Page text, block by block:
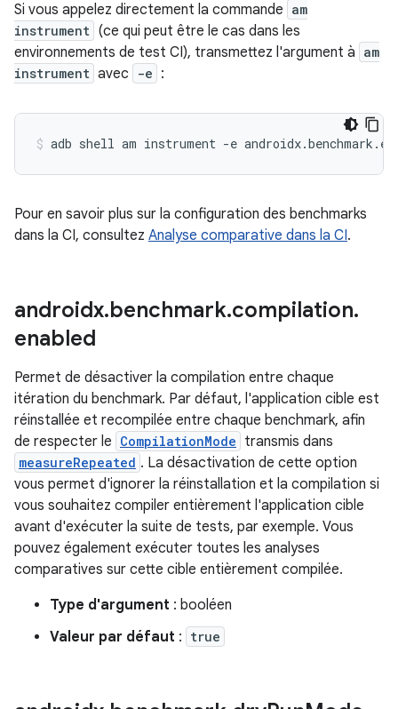
Si vous appelez directement la commande am
instrument (ce qui peut être le cas dans les
environnements de test CI), transmettez l'argument à am
instrument avec -e :
adb shell am instrument -e
Pour en savoir plus sur la configuration des benchmarks
dans la CI, consultez Analyse comparative dans la CI.
androidx.benchmark.compilation.
enabled
Permet de désactiver la compilation entre chaque
itération du benchmark. Par défaut, l'application cible est
réinstallée et recompilée entre chaque benchmark, afin
de respecter le CompilationMode transmis dans
measureRepeated . La désactivation de cette option
vous permet d'ignorer la réinstallation et la compilation si
vous souhaitez compiler entièrement l'application cible
avant d'exécuter la suite de tests, par exemple. Vous
pouvez également exécuter toutes les analyses
comparatives sur cette cible entièrement compilée.
Type d'argument : booléen
Valeur par défaut : true